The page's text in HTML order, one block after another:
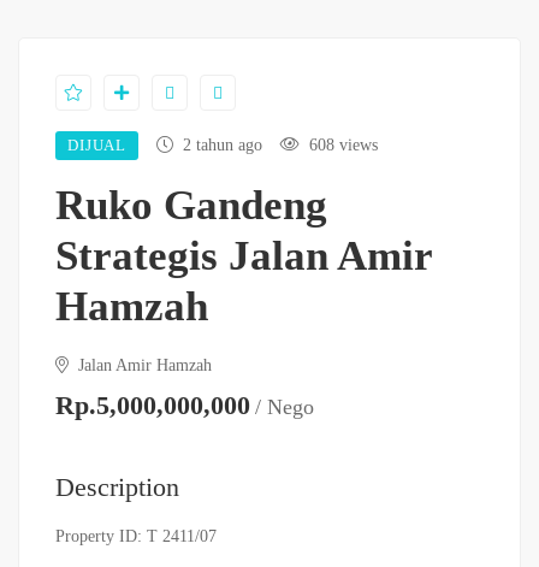
DIJUAL 2 tahun ago 608 views
Ruko Gandeng
Strategis Jalan Amir
Hamzah
Jalan Amir Hamzah
Rp.5,000,000,000 / Nego
Description
Property ID: T 2411/07